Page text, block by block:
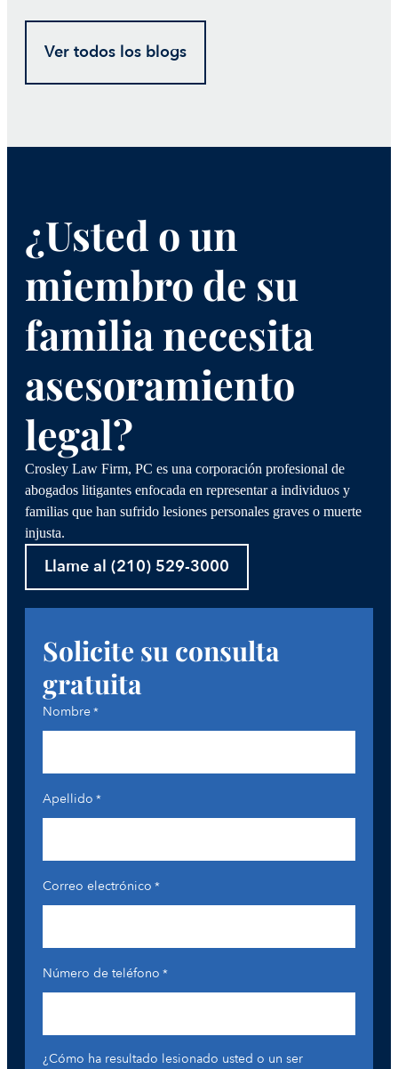
Ver todos los blogs
¿Usted o un
miembro de su
familia necesita
asesoramiento
legal?
Crosley Law Firm, PC es una corporación profesional de
abogados litigantes enfocada en representar a individuos y
familias que han sufrido lesiones personales graves o muerte
injusta.
Llame al (210) 529-3000
Solicite su consulta
gratuita
Nombre*
Apellido *
Correo electrónico *
Número de teléfono *
¿Cómo ha resultado lesionado usted o un ser